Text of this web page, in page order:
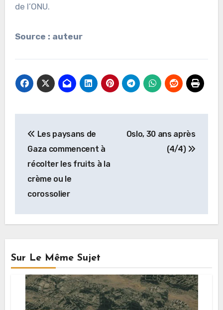
de l’ONU.
Source : auteur
de
l’article
Les paysans de
Gaza commencent à
récolter les fruits à la
crème ou le
corossolier
Oslo, 30 ans après
(4/4)
Sur Le Même Sujet